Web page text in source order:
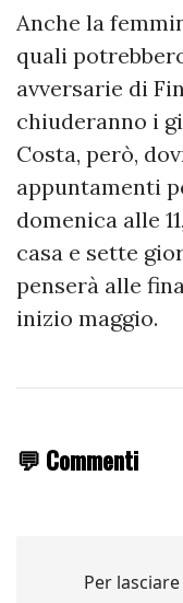
Anche la
quali
avversarie di
chiuderanno i
Costa, però,
appuntamenti
domenica alle
casa e sette
penserà alle
inizio maggio.
💬 Commenti